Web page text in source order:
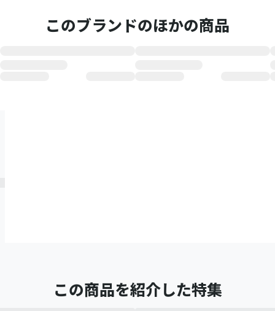
このブランドのほかの商品
この商品を紹介した特集